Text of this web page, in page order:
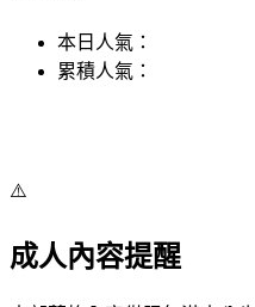
本日人氣：
累積人氣：
⚠️
成人內容提醒